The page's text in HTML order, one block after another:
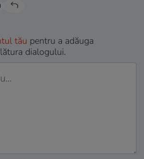
tău pentru a adăuga
dialogului.